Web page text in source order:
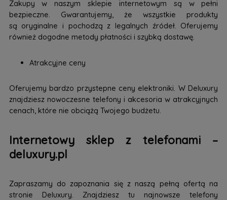
Zakupy w naszym sklepie internetowym są w pełni
bezpieczne. Gwarantujemy, że wszystkie produkty
są oryginalne i pochodzą z legalnych źródeł. Oferujemy
również dogodne metody płatności i szybką dostawę.
Atrakcyjne ceny
Oferujemy bardzo przystepne ceny elektroniki. W Deluxury
znajdziesz nowoczesne telefony i akcesoria w atrakcyjnych
cenach, które nie obciążą Twojego budżetu.
Internetowy sklep z telefonami –
deluxury.pl
Zapraszamy do zapoznania się z naszą pełną ofertą na
stronie Deluxury. Znajdziesz tu najnowsze telefony